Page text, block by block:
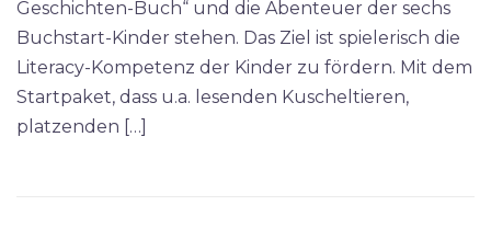
Geschichten-Buch“ und die Abenteuer der sechs
Buchstart-Kinder stehen. Das Ziel ist spielerisch die
Literacy-Kompetenz der Kinder zu fördern. Mit dem
Startpaket, dass u.a. lesenden Kuscheltieren,
platzenden […]